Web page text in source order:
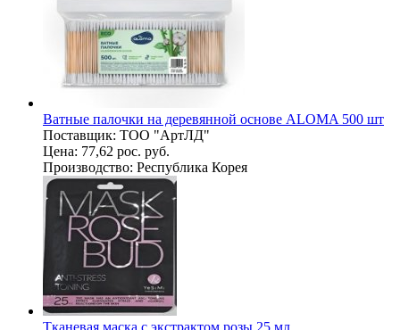
Ватные палочки на деревянной основе ALOMA 500 шт
Поставщик: ТОО "АртЛД"
Цена: 77,62 рос. руб.
Производство: Республика Корея
Тканевая маска с экстрактом розы 25 мл